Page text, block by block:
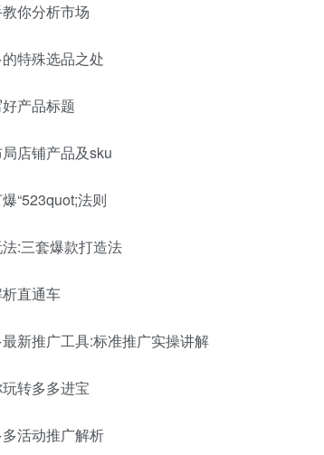
你分析市场
特殊选品之处
产品标题
店铺产品及sku
“523quot;法则
:三套爆款打造法
直通车
新推广工具:标准推广实操讲解
转多多进宝
活动推广解析